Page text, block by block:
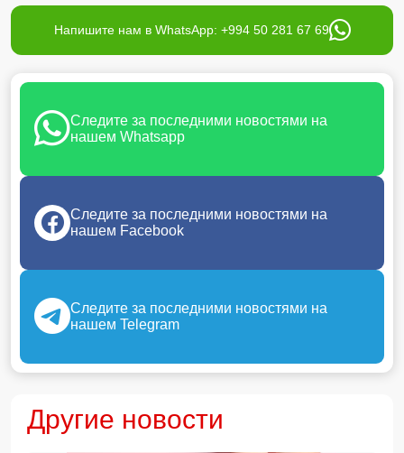
Напишите нам в WhatsApp: +994 50 281 67 69
Следите за последними новостями на
нашем Whatsapp
Следите за последними новостями на
нашем Facebook
Следите за последними новостями на
нашем Telegram
Другие новости